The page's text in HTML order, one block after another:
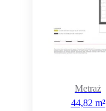
Metraż
44,82 m²